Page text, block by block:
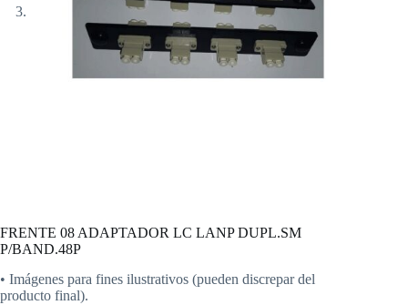
FRENTE 08 ADAPTADOR LC LANP DUPL.SM
P/BAND.48P
• Imágenes para fines ilustrativos (pueden discrepar del
producto final).